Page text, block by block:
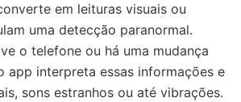
em leituras visuais ou
uma detecção paranormal.
o telefone ou há uma mudança
app interpreta essas informações e
sons estranhos ou até vibrações.